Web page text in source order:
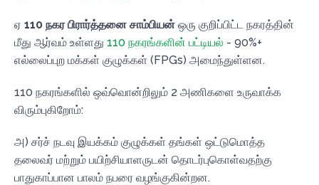
ஏ 110 நகர பிரார்த்தனை சாம்பியன் ஒரு குறிப்பிட்ட நகரத்தின்
மீது ஆர்வம் உள்ளது 110 நகரங்களின் பட்டியல் - 90%+
எல்லைப்புற மக்கள் குழுக்கள் (FPGs) அமைந்துள்ளன.
110 நகரங்களில் ஒவ்வொன்றிலும் 2 அணிகளை உருவாக்க
விரும்புகிறோம்:
அ) சர்ச் நடவு இயக்கம் குழுக்கள் தங்கள் ஒட்டுமொத்த
தலைவர் மற்றும் பயிற்சியாளருடன் தொடர்புகொள்வதற்கு
பாதுகாப்பான பாலம் நபரை வழங்குகின்றன.